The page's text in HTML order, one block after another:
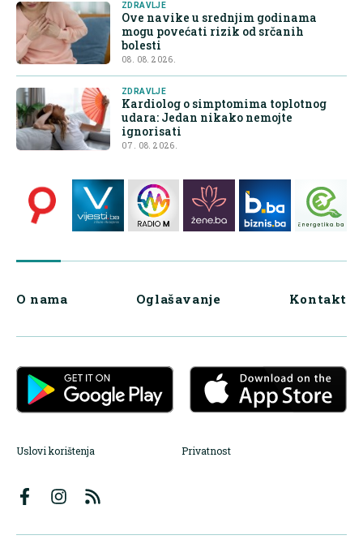
ZDRAVLJE
Ove navike u srednjim godinama
mogu povećati rizik od srčanih
bolesti
08. 08. 2026.
ZDRAVLJE
Kardiolog o simptomima toplotnog
udara: Jedan nikako nemojte
ignorisati
07. 08. 2026.
O nama Oglašavanje Kontakt
Uslovi korištenja Privatnost